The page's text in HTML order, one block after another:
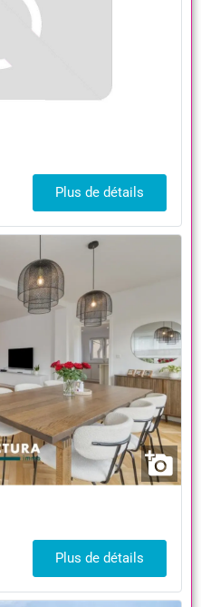
Plus de détails
Plus de détails